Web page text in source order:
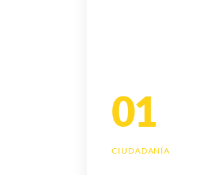
01
CIUDADANÍA